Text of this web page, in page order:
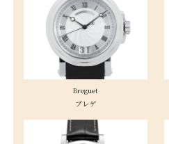
Breguet
ブレゲ